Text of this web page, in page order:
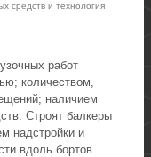
средств и технология
работ
количеством,
наличием
Строят балкеры
надстройки и
вдоль бортов